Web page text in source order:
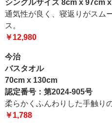
シングルサイズ 8cm x 97cm
通気性が良く、寝返りがスム
ス。
￥12,980
今治
バスタオル
70cm x 130cm
認定番号：第2024-905号
柔らかくふんわりした手触り
￥1,788